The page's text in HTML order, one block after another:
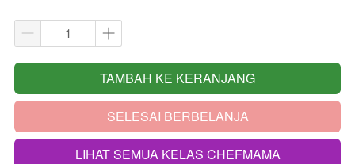
`
TAMBAH KE KERANJANG
`SELESAI BERBELANJA
`LIHAT SEMUA KELAS CHEFMAMA